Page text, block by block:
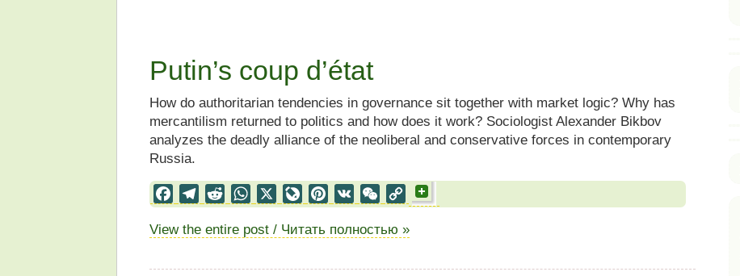
Putin’s coup d’état
How do authoritarian tendencies in governance sit together with market logic? Why has
mercantilism returned to politics and how does it work? Sociologist Alexander Bikbov
analyzes the deadly alliance of the neoliberal and conservative forces in contemporary
Russia.
FacebookTelegramRedditWhatsApp LiveJournal
Pinterest
VK WeChat
Copy
View the entire post / Читать полностью »